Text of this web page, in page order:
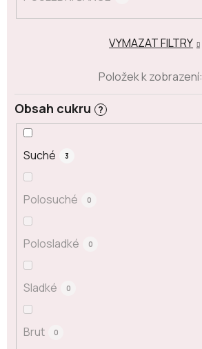
Obsah cukru ?
Suché 3
Polosuché 0
Polosladké 0
Sladké 0
Brut 0
VYMAZAT FILTRY
Položek k zobrazení: